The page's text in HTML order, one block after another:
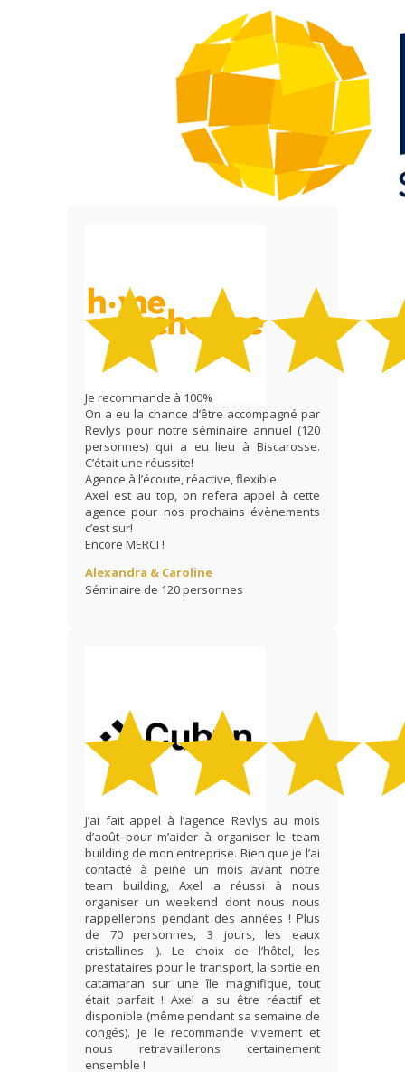
Je recommande à 100%
On a eu la chance d’être accompagné par
Revlys pour notre séminaire annuel (120
personnes) qui a eu lieu à Biscarosse.
C’était une réussite!
Agence à l’écoute, réactive, flexible.
Axel est au top, on refera appel à cette
agence pour nos prochains évènements
c’est sur!
Encore MERCI !
Alexandra & Caroline
Séminaire de 120 personnes
J’ai fait appel à l’agence Revlys au mois
d’août pour m’aider à organiser le team
building de mon entreprise. Bien que je l’ai
contacté à peine un mois avant notre
team building, Axel a réussi à nous
organiser un weekend dont nous nous
rappellerons pendant des années ! Plus
de 70 personnes, 3 jours, les eaux
cristallines :). Le choix de l’hôtel, les
prestataires pour le transport, la sortie en
catamaran sur une île magnifique, tout
était parfait ! Axel a su être réactif et
disponible (même pendant sa semaine de
congés). Je le recommande vivement et
nous retravaillerons certainement
ensemble !